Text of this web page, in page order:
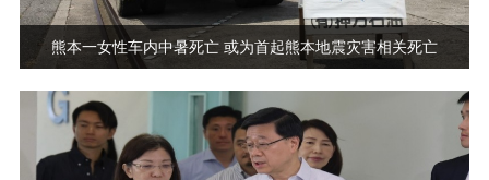
熊本一女性车内中暑死亡 或为首起熊本地震灾害相关死亡